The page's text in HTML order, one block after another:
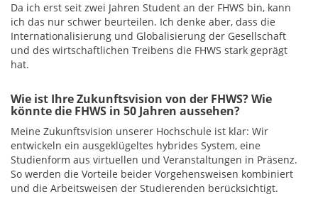
Da ich erst seit zwei Jahren Student an der FHWS bin, kann
ich das nur schwer beurteilen. Ich denke aber, dass die
Internationalisierung und Globalisierung der Gesellschaft
und des wirtschaftlichen Treibens die FHWS stark geprägt
hat.
Wie ist Ihre Zukunftsvision von der FHWS? Wie
könnte die FHWS in 50 Jahren aussehen?
Meine Zukunftsvision unserer Hochschule ist klar: Wir
entwickeln ein ausgeklügeltes hybrides System, eine
Studienform aus virtuellen und Veranstaltungen in Präsenz.
So werden die Vorteile beider Vorgehensweisen kombiniert
und die Arbeitsweisen der Studierenden berücksichtigt.